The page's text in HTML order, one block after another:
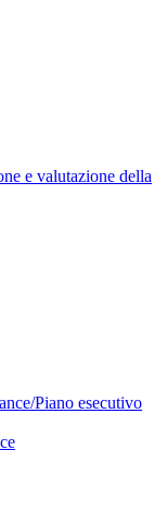
e valutazione della
Piano esecutivo